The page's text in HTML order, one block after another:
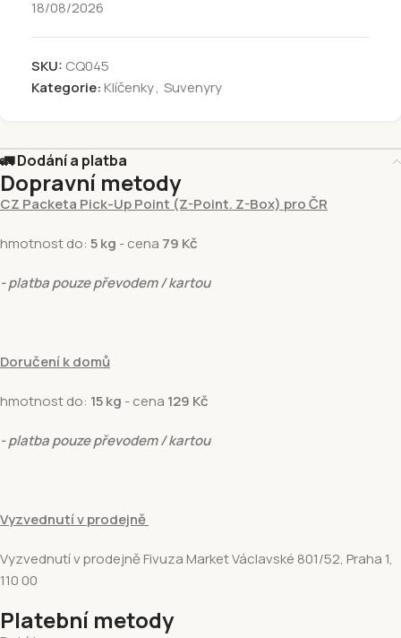
18/08/2026
SKU: CQ045
Kategorie:Klíčenky, Suvenyry
🚛 Dodání a platba
Dopravní metody
CZ Packeta Pick-Up Point (Z-Point. Z-Box) pro ČR
hmotnost do: 5 kg - cena 79 Kč
- platba pouze převodem / kartou
Doručení k domů
hmotnost do: 15 kg - cena 129 Kč
- platba pouze převodem / kartou
Vyzvednutí v prodejně
Vyzvednutí v prodejně Fivuza Market Václavské 801/52, Praha 1,
110 00
Platební metody